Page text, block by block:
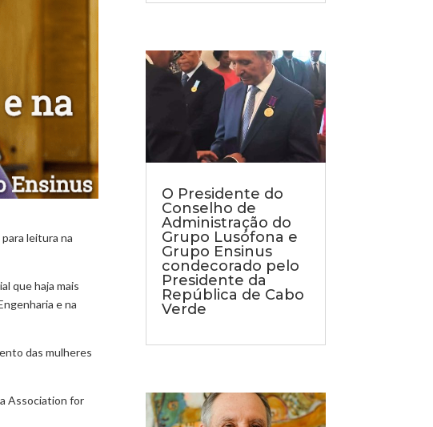
leitura na
que haja mais
e na
das mulheres
Association for
O Presidente do
Conselho de
Administração do
Grupo Lusófona e
Grupo Ensinus
condecorado pelo
Presidente da
República de Cabo
Verde